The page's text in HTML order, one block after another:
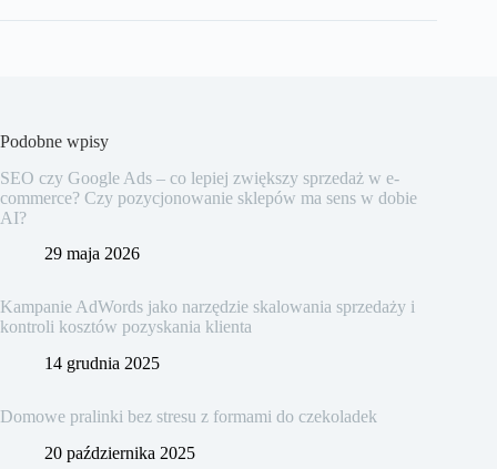
Podobne wpisy
SEO czy Google Ads – co lepiej zwiększy sprzedaż w e-
commerce? Czy pozycjonowanie sklepów ma sens w dobie
AI?
29 maja 2026
Kampanie AdWords jako narzędzie skalowania sprzedaży i
kontroli kosztów pozyskania klienta
14 grudnia 2025
Domowe pralinki bez stresu z formami do czekoladek
20 października 2025